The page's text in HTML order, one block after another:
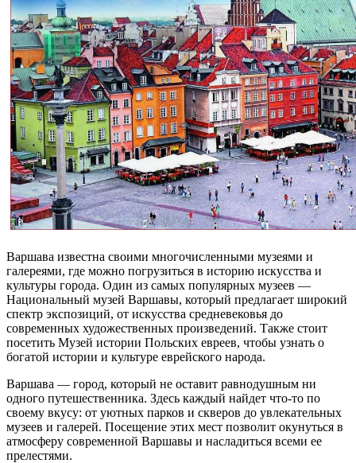
Варшава известна своими многочисленными музеями и
галереями, где можно погрузиться в историю искусства и
культуры города. Один из самых популярных музеев —
Национальный музей Варшавы, который предлагает широкий
спектр экспозиций, от искусства средневековья до
современных художественных произведений. Также стоит
посетить Музей истории Польских евреев, чтобы узнать о
богатой истории и культуре еврейского народа.
Варшава — город, который не оставит равнодушным ни
одного путешественника. Здесь каждый найдет что-то по
своему вкусу: от уютных парков и скверов до увлекательных
музеев и галерей. Посещение этих мест позволит окунуться в
атмосферу современной Варшавы и насладиться всеми ее
прелестями.